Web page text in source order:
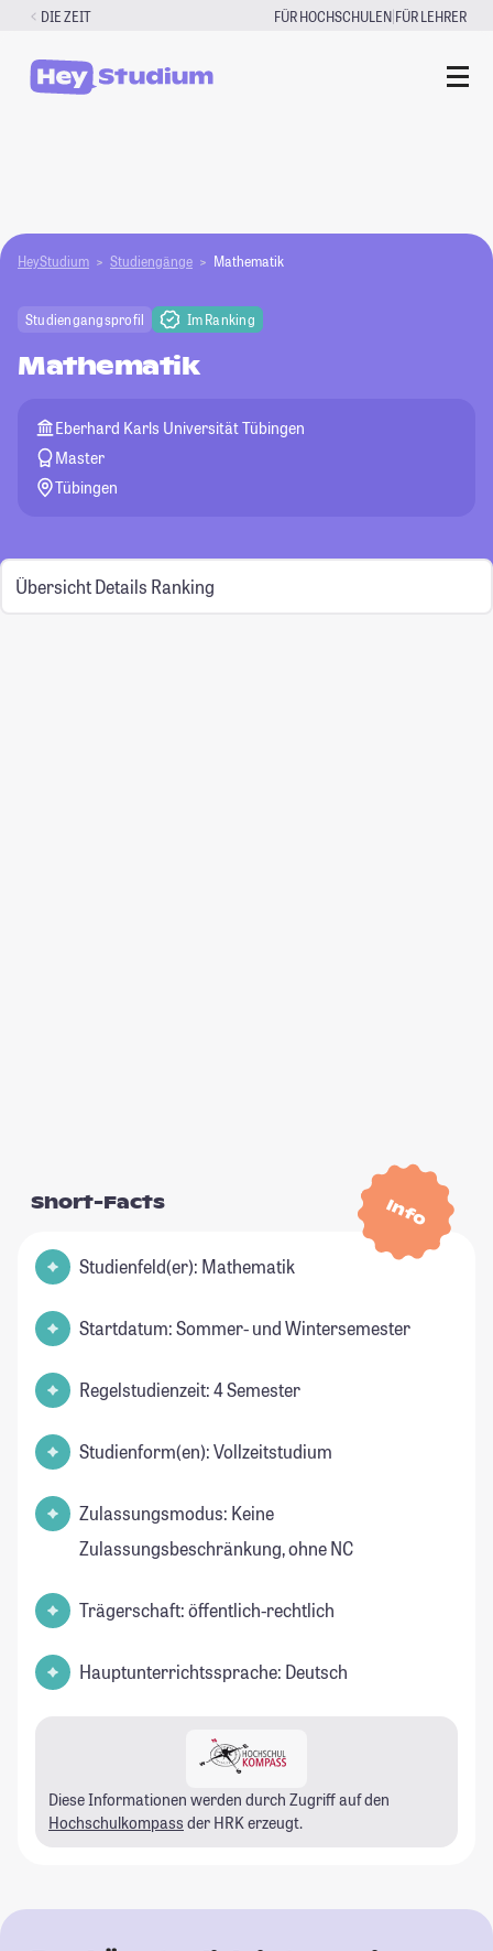
Zum
springen
DIE ZEIT FÜR HOCHSCHULEN|FÜR LEHRER
HeyStudium Studiengänge Mathematik
Studiengangsprofil Im Ranking
Mathematik
Eberhard Karls Universität Tübingen
Master
Tübingen
Übersicht Details Ranking
Info
Short-Facts
Studienfeld(er): Mathematik
Startdatum: Sommer- und Wintersemester
Regelstudienzeit: 4 Semester
Studienform(en): Vollzeitstudium
Zulassungsmodus: Keine
Zulassungsbeschränkung, ohne NC
Trägerschaft: öffentlich-rechtlich
Hauptunterrichtssprache: Deutsch
Diese Informationen werden durch Zugriff auf den
Hochschulkompass der HRK erzeugt.